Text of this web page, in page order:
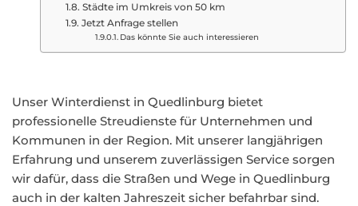
Städte im Umkreis von 50 km
Jetzt Anfrage stellen
Das könnte Sie auch interessieren
Unser Winterdienst in Quedlinburg bietet
professionelle Streudienste für Unternehmen und
Kommunen in der Region. Mit unserer langjährigen
Erfahrung und unserem zuverlässigen Service sorgen
wir dafür, dass die Straßen und Wege in Quedlinburg
auch in der kalten Jahreszeit sicher befahrbar sind.